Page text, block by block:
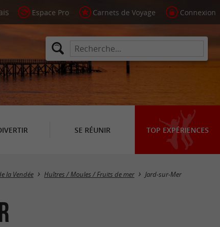
Espace Pro Carnets de Voyage Connexion
SE RÉUNIR TOP EXPÉRIENCES
Masquer la carte
la Vendée Huîtres / Moules / Fruits de mer Jard-sur-Mer